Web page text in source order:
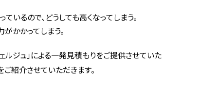
いるので、どうしても高くなってしまう。
かかってしまう。
ルジュ」による一発見積もりをご提供させていた
紹介させていただきます。